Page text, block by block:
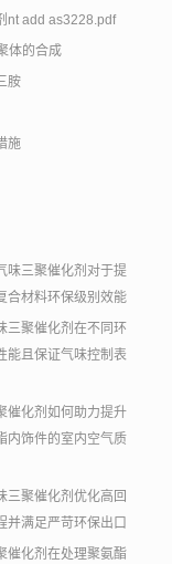
nt add as3228.pdf
体的合成
胺
施
味三聚催化剂对于提
合材料环保级别效能
三聚催化剂在不同环
能且保证气味控制表
催化剂如何助力提升
内饰件的室内空气质
三聚催化剂优化高回
并满足严苛环保出口
催化剂在处理聚氨酯